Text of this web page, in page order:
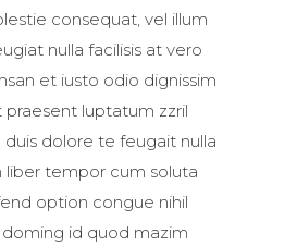
consequat, vel illum
nulla facilisis at vero
et iusto odio dignissim
praesent luptatum zzril
dolore te feugait nulla
liber tempor cum soluta
option congue nihil
id quod mazim